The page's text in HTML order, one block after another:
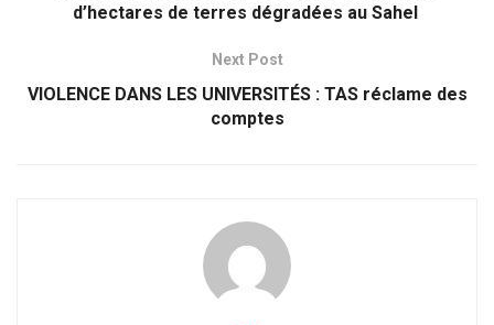
d’hectares de terres dégradées au Sahel ‎
Next Post
VIOLENCE DANS LES UNIVERSITÉS : TAS réclame des
comptes